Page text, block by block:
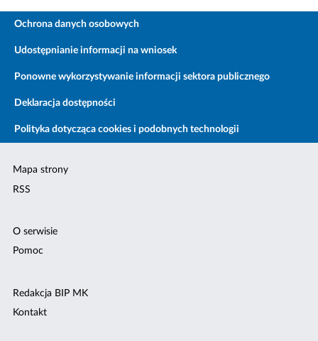
Ochrona danych osobowych
Udostępnianie informacji na wniosek
Ponowne wykorzystywanie informacji sektora publicznego
Deklaracja dostępności
Polityka dotycząca cookies i podobnych technologii
Mapa strony
RSS
O serwisie
Pomoc
Redakcja BIP MK
Kontakt